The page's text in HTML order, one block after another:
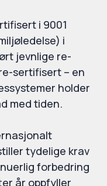
i 9001
i
jevnlige re-
sertifisert – en
holder
med tiden.
tydelige krav
forbedring
år oppfyller